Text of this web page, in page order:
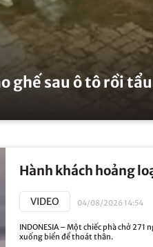
ghế sau ô tô rồi
Hành khách hoảng
VIDEO 04/08/2026 14:54
INDONESIA – Một chiếc phà chở
xuống biển để thoát thân.